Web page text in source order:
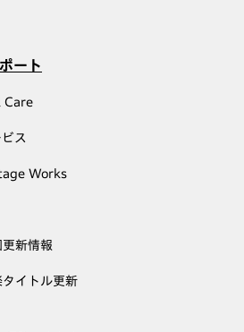
ート
Care
ス
Works
新情報
イトル更新